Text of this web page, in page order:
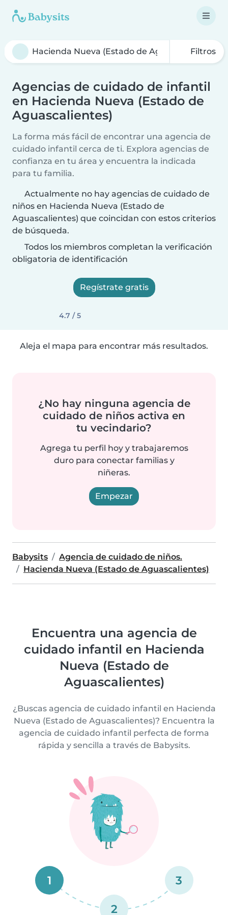
Filtros
Agencias de cuidado de infantil
en Hacienda Nueva (Estado de
Aguascalientes)
La forma más fácil de encontrar una agencia de
cuidado infantil cerca de ti. Explora agencias de
confianza en tu área y encuentra la indicada
para tu familia.
Actualmente no hay agencias de cuidado de
niños en Hacienda Nueva (Estado de
Aguascalientes) que coincidan con estos criterios
de búsqueda.
Todos los miembros completan la verificación
obligatoria de identificación
Regístrate gratis
4.7 / 5
Aleja el mapa para encontrar más resultados.
¿No hay ninguna agencia de
cuidado de niños activa en
tu vecindario?
Agrega tu perfil hoy y trabajaremos
duro para conectar familias y
niñeras.
Empezar
Babysits
Agencia de cuidado de niños.
Hacienda Nueva (Estado de Aguascalientes)
Encuentra una agencia de
cuidado infantil en Hacienda
Nueva (Estado de
Aguascalientes)
¿Buscas agencia de cuidado infantil en Hacienda
Nueva (Estado de Aguascalientes)? Encuentra la
agencia de cuidado infantil perfecta de forma
rápida y sencilla a través de Babysits.
1
2
3